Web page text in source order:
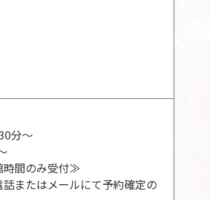
分～
時間のみ受付≫
またはメールにて予約確定の